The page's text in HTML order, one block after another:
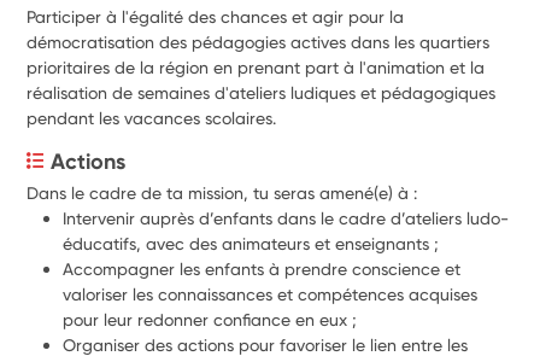
Participer à l'égalité des chances et agir pour la
démocratisation des pédagogies actives dans les quartiers
prioritaires de la région en prenant part à l'animation et la
réalisation de semaines d'ateliers ludiques et pédagogiques
pendant les vacances scolaires.
Actions
Dans le cadre de ta mission, tu seras amené(e) à :
Intervenir auprès d’enfants dans le cadre d’ateliers ludo-
éducatifs, avec des animateurs et enseignants ;
Accompagner les enfants à prendre conscience et
valoriser les connaissances et compétences acquises
pour leur redonner confiance en eux ;
Organiser des actions pour favoriser le lien entre les